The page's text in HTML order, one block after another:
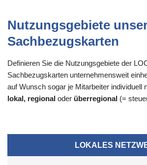
Nutzungsgebiete
Sachbezugskarten
Definieren Sie die Nutzungsgebiete der
Sachbezugskarten unternehmensweit
auf Wunsch sogar je Mitarbeiter individuell
lokal, regional oder überregional (=
LOKALES